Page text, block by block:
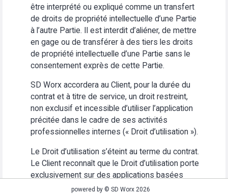
être interprété ou expliqué comme un transfert
de droits de propriété intellectuelle d’une Partie
à l’autre Partie. Il est interdit d’aliéner, de mettre
en gage ou de transférer à des tiers les droits
de propriété intellectuelle d’une Partie sans le
consentement exprès de cette Partie.
SD Worx accordera au Client, pour la durée du
contrat et à titre de service, un droit restreint,
non exclusif et incessible d’utiliser l’application
précitée dans le cadre de ses activités
professionnelles internes (« Droit d’utilisation »).
Le Droit d’utilisation s’éteint au terme du contrat.
Le Client reconnaît que le Droit d’utilisation porte
exclusivement sur des applications basées
Web. Le Client s’abstiendra (i) d’utiliser
powered by © SD Worx 2026